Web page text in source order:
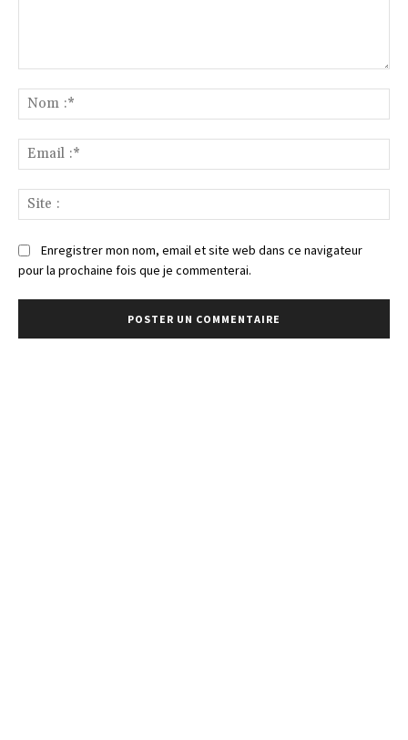
:*
:*
:
Enregistrer mon nom, email et site web dans ce navigateur
pour la prochaine fois que je commenterai.